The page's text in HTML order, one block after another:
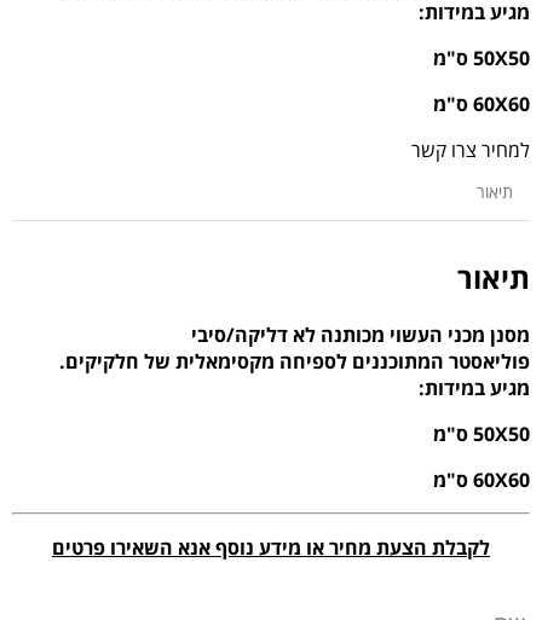
מגיע במידות:
50X50 ס"מ
60X60 ס"מ
למחיר צרו קשר
תיאור
תיאור
מסנן מכני העשוי מכותנה לא דליקה/סיבי
פוליאסטר המתוכננים לספיחה מקסימאלית של חלקיקים.
מגיע במידות:
50X50 ס"מ
60X60 ס"מ
לקבלת הצעת מחיר או מידע נוסף אנא השאירו פרטים